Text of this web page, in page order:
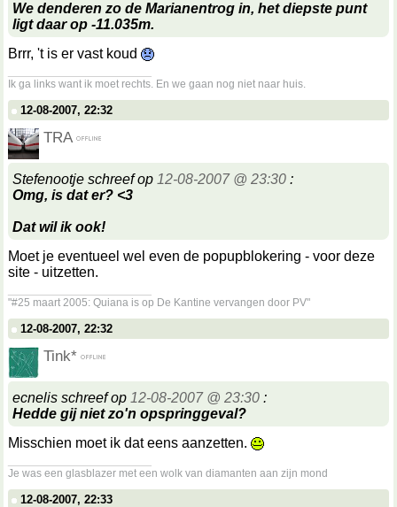
We denderen zo de Marianentrog in, het diepste punt
ligt daar op -11.035m.
Brrr, 't is er vast koud
Ik ga links want ik moet rechts. En we gaan nog niet naar huis.
12-08-2007, 22:32
TRA
Stefenootje schreef op 12-08-2007 @ 23:30 :
Omg, is dat er? <3
Dat wil ik ook!
Moet je eventueel wel even de popupblokering - voor deze
site - uitzetten.
"#25 maart 2005: Quiana is op De Kantine vervangen door PV"
12-08-2007, 22:32
Tink*
ecnelis schreef op 12-08-2007 @ 23:30 :
Hedde gij niet zo'n opspringgeval?
Misschien moet ik dat eens aanzetten.
Je was een glasblazer met een wolk van diamanten aan zijn mond
12-08-2007, 22:33